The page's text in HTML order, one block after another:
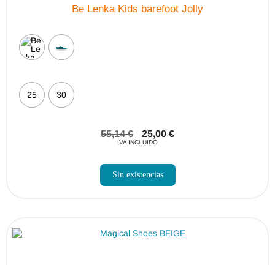
Be Lenka Kids barefoot Jolly
25 30
55,14€ 25,00 €
IVA INCLUIDO
Sin existencias